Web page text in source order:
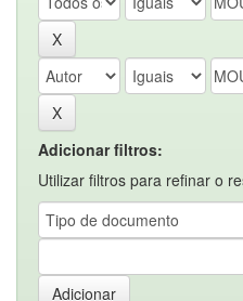
Adicionar filtros:
Utilizar filtros para refinar o